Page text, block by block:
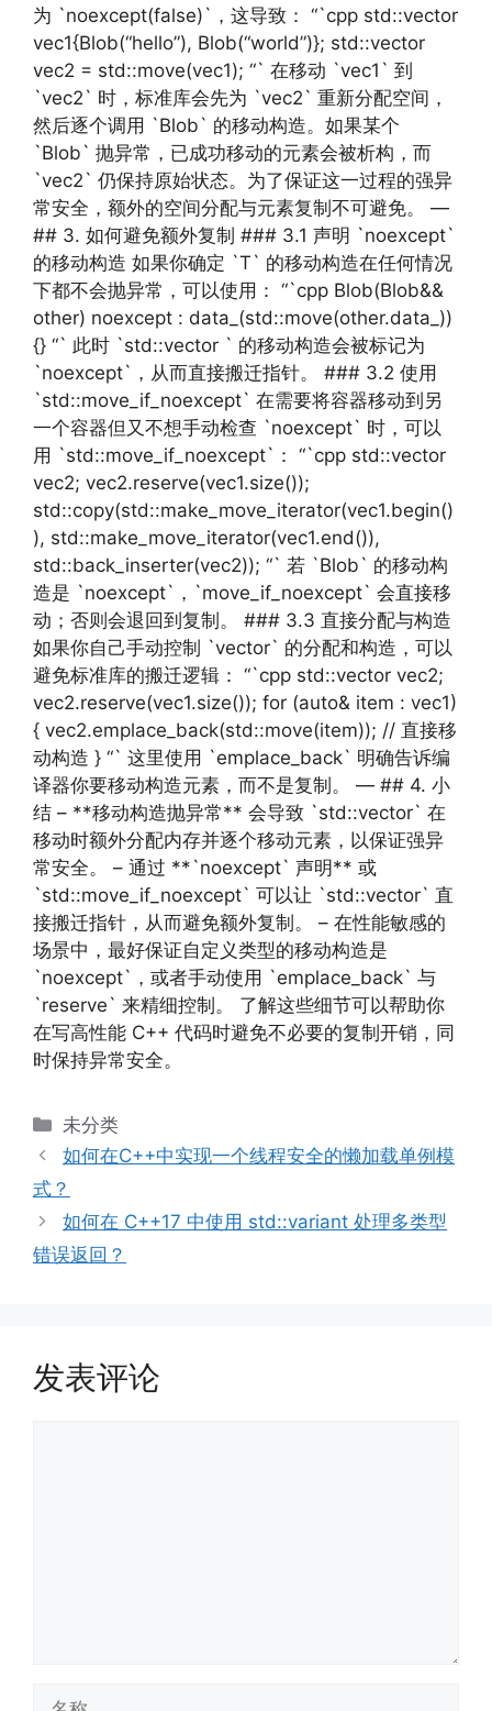
为 `noexcept(false)`，这导致： “`cpp std::vector
vec1{Blob(“hello”), Blob(“world”)}; std::vector
vec2 = std::move(vec1); “` 在移动 `vec1` 到
`vec2` 时，标准库会先为 `vec2` 重新分配空间，
然后逐个调用 `Blob` 的移动构造。如果某个
`Blob` 抛异常，已成功移动的元素会被析构，而
`vec2` 仍保持原始状态。为了保证这一过程的强异
常安全，额外的空间分配与元素复制不可避免。 —
## 3. 如何避免额外复制 ### 3.1 声明 `noexcept`
的移动构造 如果你确定 `T` 的移动构造在任何情况
下都不会抛异常，可以使用： “`cpp Blob(Blob&&
other) noexcept : data_(std::move(other.data_))
{} “` 此时 `std::vector ` 的移动构造会被标记为
`noexcept`，从而直接搬迁指针。 ### 3.2 使用
`std::move_if_noexcept` 在需要将容器移动到另
一个容器但又不想手动检查 `noexcept` 时，可以
用 `std::move_if_noexcept`： “`cpp std::vector
vec2; vec2.reserve(vec1.size());
std::copy(std::make_move_iterator(vec1.begin()
), std::make_move_iterator(vec1.end()),
std::back_inserter(vec2)); “` 若 `Blob` 的移动构
造是 `noexcept`，`move_if_noexcept` 会直接移
动；否则会退回到复制。 ### 3.3 直接分配与构造
如果你自己手动控制 `vector` 的分配和构造，可以
避免标准库的搬迁逻辑： “`cpp std::vector vec2;
vec2.reserve(vec1.size()); for (auto& item : vec1)
{ vec2.emplace_back(std::move(item)); // 直接移
动构造 } “` 这里使用 `emplace_back` 明确告诉编
译器你要移动构造元素，而不是复制。 — ## 4. 小
结 – **移动构造抛异常** 会导致 `std::vector` 在
移动时额外分配内存并逐个移动元素，以保证强异
常安全。 – 通过 **`noexcept` 声明** 或
`std::move_if_noexcept` 可以让 `std::vector` 直
接搬迁指针，从而避免额外复制。 – 在性能敏感的
场景中，最好保证自定义类型的移动构造是
`noexcept`，或者手动使用 `emplace_back` 与
`reserve` 来精细控制。 了解这些细节可以帮助你
在写高性能 C++ 代码时避免不必要的复制开销，同
时保持异常安全。
分
类
未分类
如何在C++中实现一个线程安全的懒加载单例模
式？
如何在 C++17 中使用 std::variant 处理多类型
错误返回？
发表评论